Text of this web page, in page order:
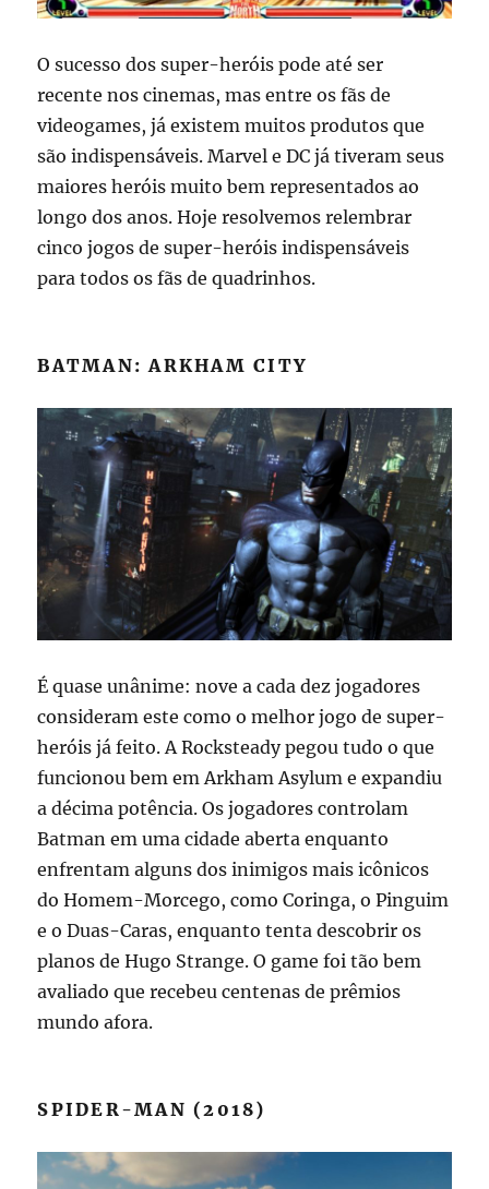
O sucesso dos super-heróis pode até ser
recente nos cinemas, mas entre os fãs de
videogames, já existem muitos produtos que
são indispensáveis. Marvel e DC já tiveram seus
maiores heróis muito bem representados ao
longo dos anos. Hoje resolvemos relembrar
cinco jogos de super-heróis indispensáveis
para todos os fãs de quadrinhos.
BATMAN: ARKHAM CITY
É quase unânime: nove a cada dez jogadores
consideram este como o melhor jogo de super-
heróis já feito. A Rocksteady pegou tudo o que
funcionou bem em Arkham Asylum e expandiu
a décima potência. Os jogadores controlam
Batman em uma cidade aberta enquanto
enfrentam alguns dos inimigos mais icônicos
do Homem-Morcego, como Coringa, o Pinguim
e o Duas-Caras, enquanto tenta descobrir os
planos de Hugo Strange. O game foi tão bem
avaliado que recebeu centenas de prêmios
mundo afora.
SPIDER-MAN (2018)